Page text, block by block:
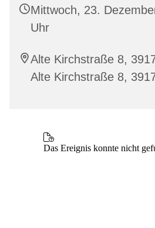
Mittwoch, 23.
Uhr
Alte Kirchstraße 8,
Alte Kirchstraße 8,